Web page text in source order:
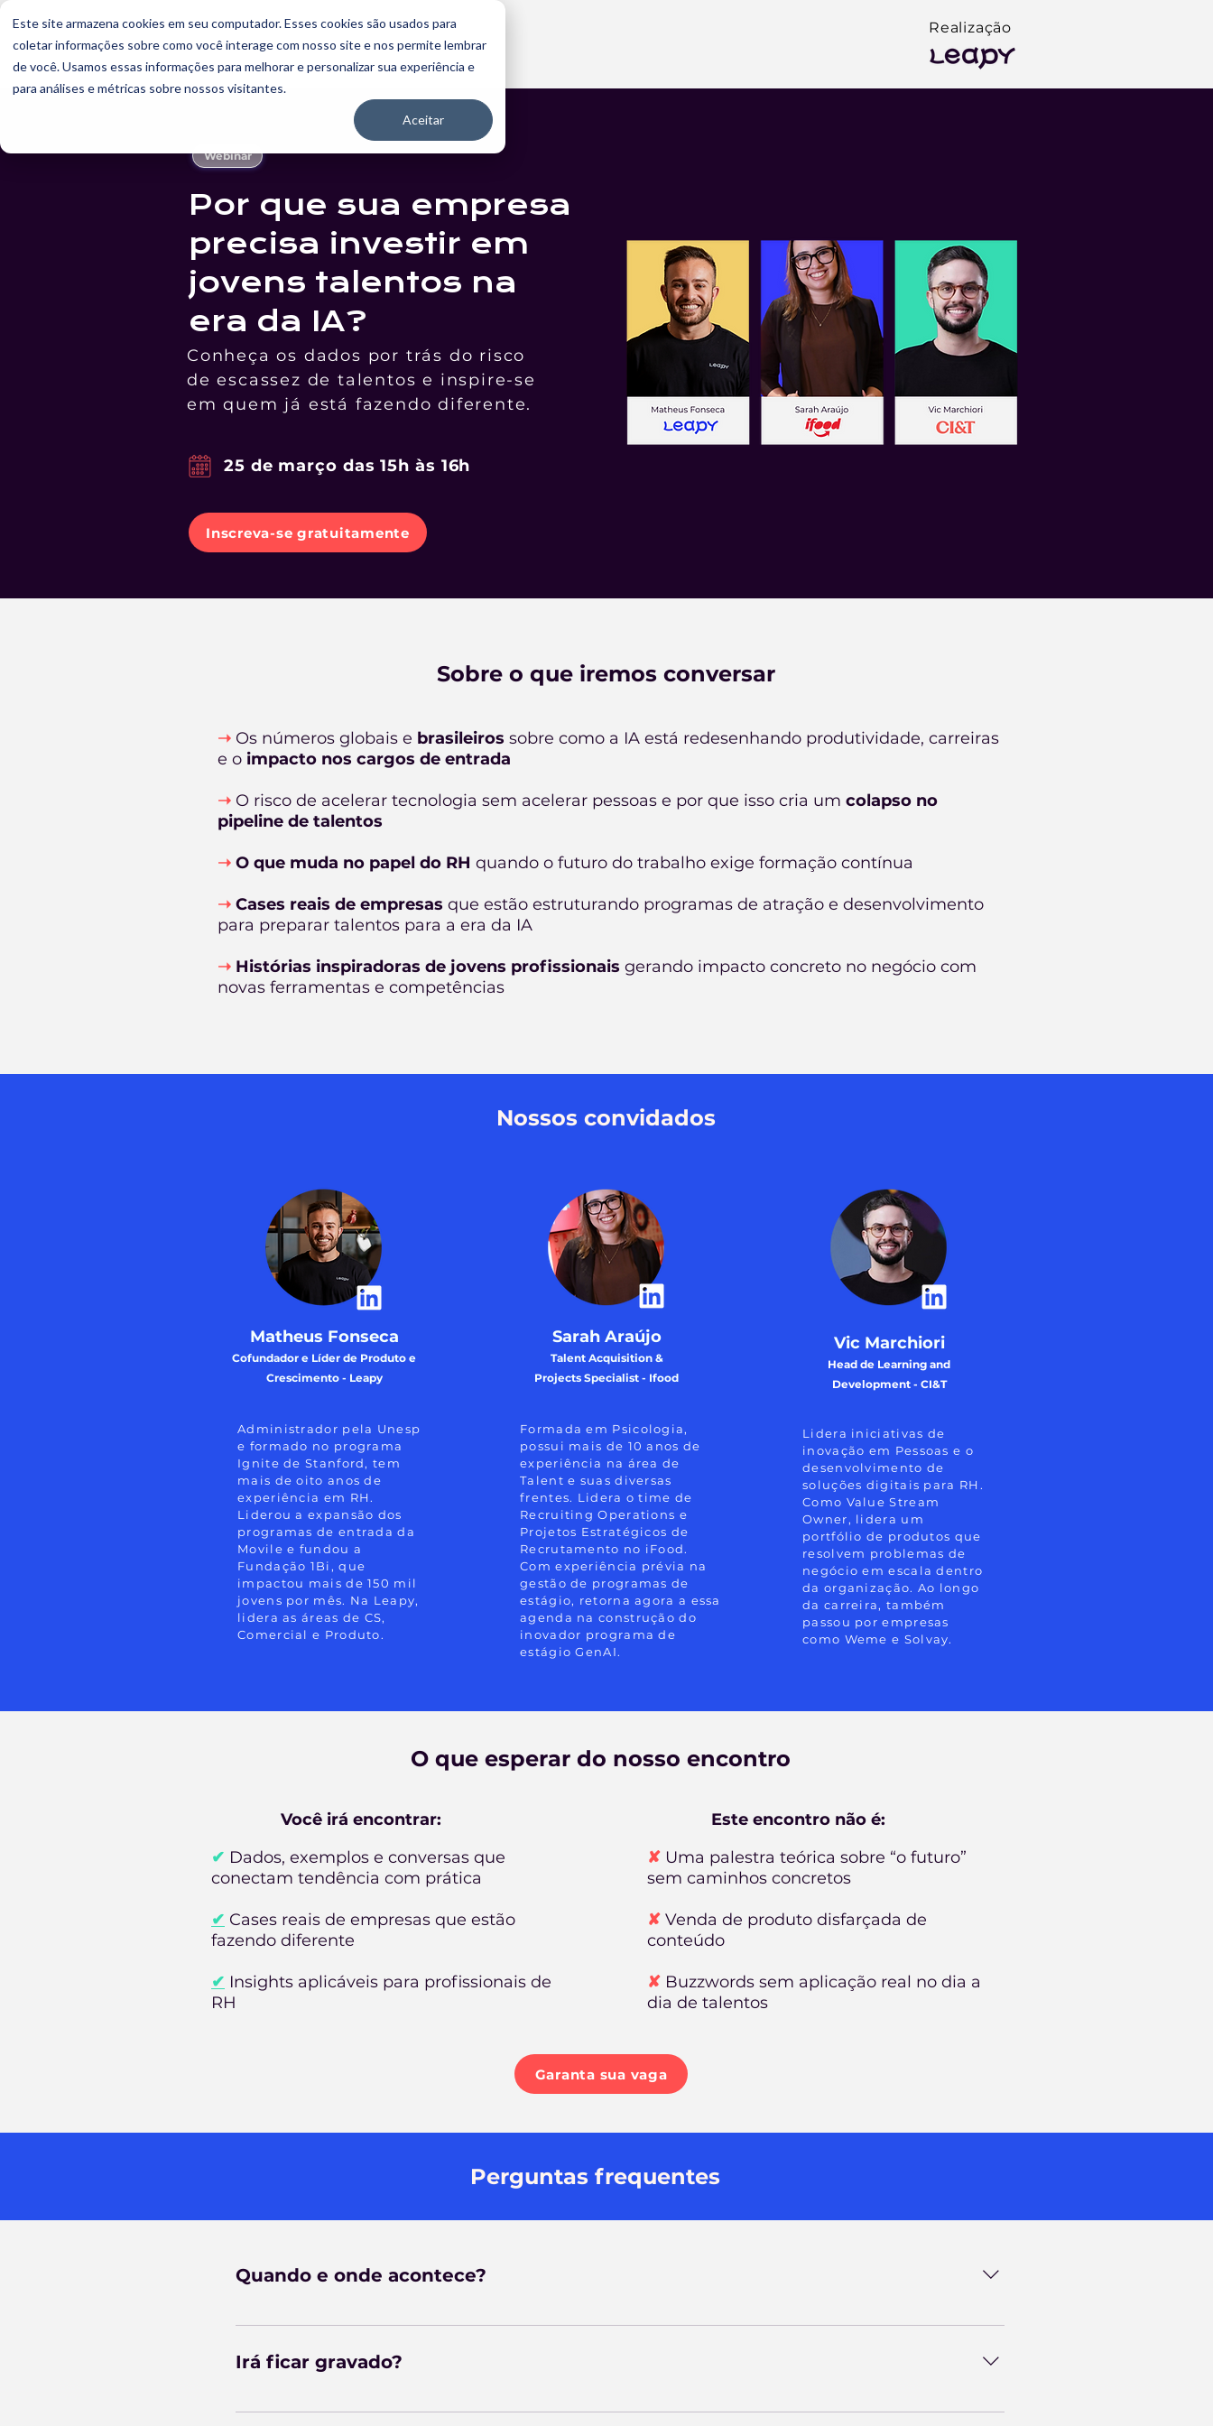
Este site armazena cookies em seu computador. Esses cookies são usados para
coletar informações sobre como você interage com nosso site e nos permite lembrar
de você. Usamos essas informações para melhorar e personalizar sua experiência e
para análises e métricas sobre nossos visitantes.
Aceitar
Realização
Webinar
Por que sua empresa
precisa investir em
jovens talentos na
era da IA?
Conheça os dados por trás do risco
de escassez de talentos e inspire-se
em quem já está fazendo diferente.
25 de março das 15h às 16h
Inscreva-se gratuitamente
Sobre o que iremos conversar
➝ Os números globais e brasileiros sobre como a IA está redesenhando produtividade, carreiras
e o impacto nos cargos de entrada
➝ O risco de acelerar tecnologia sem acelerar pessoas e por que isso cria um colapso no
pipeline de talentos
➝ O que muda no papel do RH quando o futuro do trabalho exige formação contínua
➝ Cases reais de empresas que estão estruturando programas de atração e desenvolvimento
para preparar talentos para a era da IA
➝ Histórias inspiradoras de jovens profissionais gerando impacto concreto no negócio com
novas ferramentas e competências
Nossos convidados
Matheus Fonseca
Cofundador e Líder de Produto e
Crescimento - Leapy
Administrador pela Unesp
e formado no programa
Ignite de Stanford, tem
mais de oito anos de
experiência em RH.
Liderou a expansão dos
programas de entrada da
Movile e fundou a
Fundação 1Bi, que
impactou mais de 150 mil
jovens por mês. Na Leapy,
lidera as áreas de CS,
Comercial e Produto.
Sarah Araújo
Talent Acquisition &
Projects Specialist - Ifood
Formada em Psicologia,
possui mais de 10 anos de
experiência na área de
Talent e suas diversas
frentes. Lidera o time de
Recruiting Operations e
Projetos Estratégicos de
Recrutamento no iFood.
Com experiência prévia na
gestão de programas de
estágio, retorna agora a essa
agenda na construção do
inovador programa de
estágio GenAI.
Vic Marchiori
Head de Learning and
Development - CI&T
Lidera iniciativas de
inovação em Pessoas e o
desenvolvimento de
soluções digitais para RH.
Como Value Stream
Owner, lidera um
portfólio de produtos que
resolvem problemas de
negócio em escala dentro
da organização. Ao longo
da carreira, também
passou por empresas
como Weme e Solvay.
O que esperar do nosso encontro
Você irá encontrar:
✔ Dados, exemplos e conversas que
conectam tendência com prática
✔ Cases reais de empresas que estão
fazendo diferente
✔ Insights aplicáveis para profissionais de
RH
Este encontro não é:
✘ Uma palestra teórica sobre “o futuro”
sem caminhos concretos
✘ Venda de produto disfarçada de
conteúdo
✘ Buzzwords sem aplicação real no dia a
dia de talentos
Garanta sua vaga
Perguntas frequentes
Quando e onde acontece?
Online, no dia 25/03, via Zoom
Irá ficar gravado?
Sim. Os inscritos receberão o conteúdo pelo email após a transmissão.